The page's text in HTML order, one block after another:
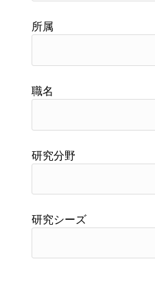
所属
職名
研究分野
研究シーズ